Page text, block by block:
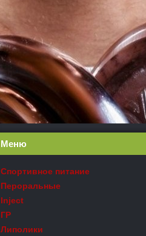
Меню
Спортивное питание
Пероральные
Inject
ГР
Липолики